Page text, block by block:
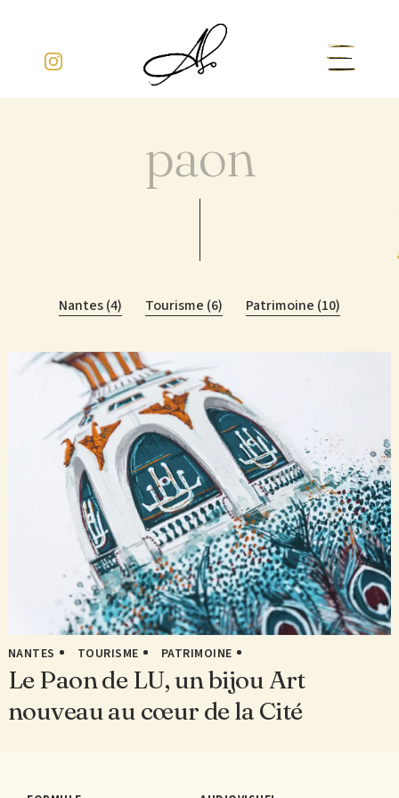
contenu
paon
Nantes (4) Tourisme (6) Patrimoine (10)
NANTES TOURISME PATRIMOINE
Le Paon de LU, un bijou Art
nouveau au cœur de la Cité